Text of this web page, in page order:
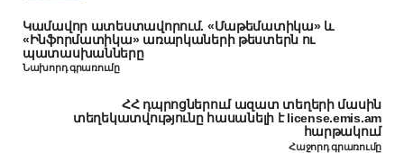
Կամավոր ատեստավորում. «Մաթեմատիկա» և
«Ինֆորմատիկա» առարկաների թեստերն ու
պատասխանները
Նախորդ գրառումը
ՀՀ դպրոցներում ազատ տեղերի մասին
տեղեկատվությունը հասանելի է license.emis.am
հարթակում
Հաջորդ գրառումը